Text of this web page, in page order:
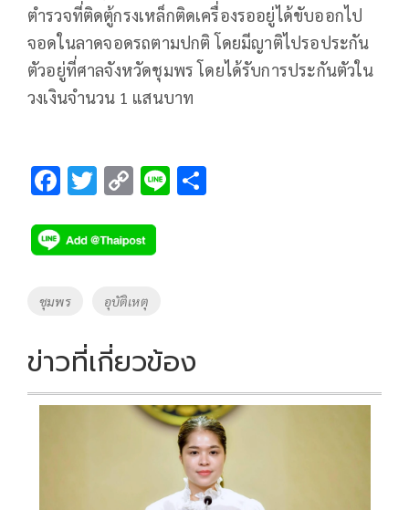
ตำรวจที่ติดตู้กรงเหล็กติดเครื่องรออยู่ได้ขับออกไป
จอดในลาดจอดรถตามปกติ โดยมีญาติไปรอประกัน
ตัวอยู่ที่ศาลจังหวัดชุมพร โดยได้รับการประกันตัวใน
วงเงินจำนวน 1 แสนบาท
F
e
b
o
k
T
tt
er
C
p
y
Li
k
Li
Tags
ชุมพร อุบัติเหตุ
ข่าวที่เกี่ยวข้อง